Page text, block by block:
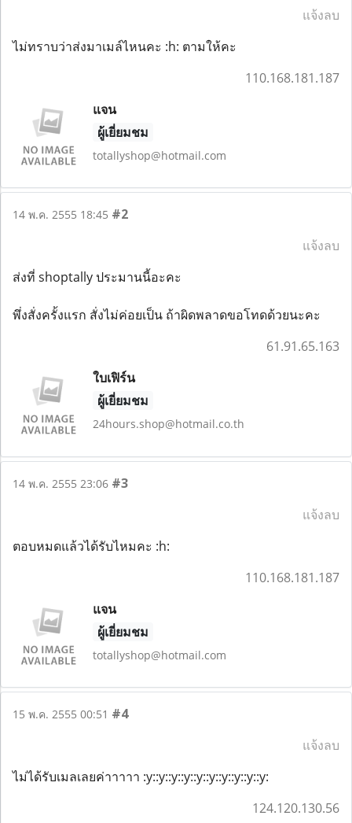
แจ้งลบ
ไม่ทราบว่าส่งมาเมล์ไหนคะ :h: ตามให้คะ
110.168.181.187
แจน
ผู้เยี่ยมชม
totallyshop@hotmail.com
14 พ.ค. 2555 18:45 #2
แจ้งลบ
ส่งที่ shoptally ประมานนี้อะคะ
พึ่งสั่งครั้งแรก สั่งไม่ค่อยเป็น ถ้าผิดพลาดขอโทดด้วยนะคะ
61.91.65.163
ใบเฟิร์น
ผู้เยี่ยมชม
24hours.shop@hotmail.co.th
14 พ.ค. 2555 23:06 #3
แจ้งลบ
ตอบหมดแล้วได้รับไหมคะ :h:
110.168.181.187
แจน
ผู้เยี่ยมชม
totallyshop@hotmail.com
15 พ.ค. 2555 00:51 #4
แจ้งลบ
ไม่ได้รับเมลเลยค่าาาาา :y::y::y::y::y::y::y::y::y::y:
124.120.130.56